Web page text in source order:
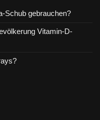
Schub gebrauchen?
Vitamin-D-